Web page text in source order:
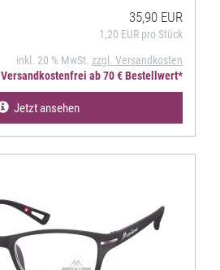
35,90 EUR
1,20 EUR pro Stück
inkl. 20 % MwSt. zzgl. Versandkosten
Versandkostenfrei ab 70 € Bestellwert*
Jetzt ansehen